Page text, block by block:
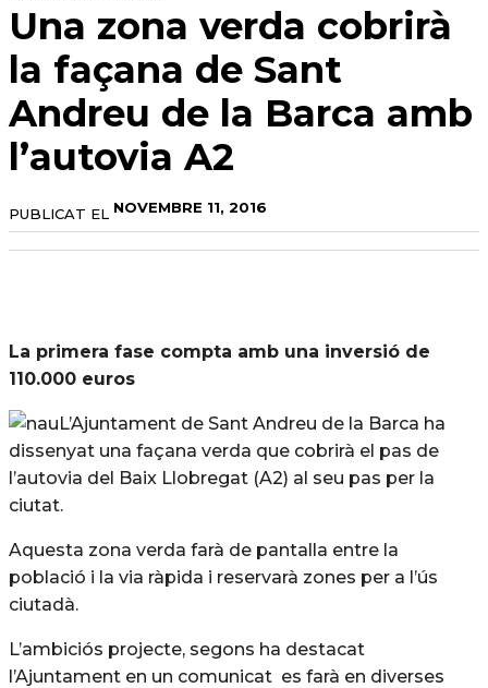
Una zona verda cobrirà
la façana de Sant
Andreu de la Barca amb
l’autovia A2
PUBLICAT EL NOVEMBRE 11, 2016
La primera fase compta amb una inversió de
110.000 euros
L’Ajuntament de Sant Andreu de la Barca ha
dissenyat una façana verda que cobrirà el pas de
l’autovia del Baix Llobregat (A2) al seu pas per la
ciutat.
Aquesta zona verda farà de pantalla entre la
població i la via ràpida i reservarà zones per a l’ús
ciutadà.
L’ambiciós projecte, segons ha destacat
l’Ajuntament en un comunicat es farà en diverses